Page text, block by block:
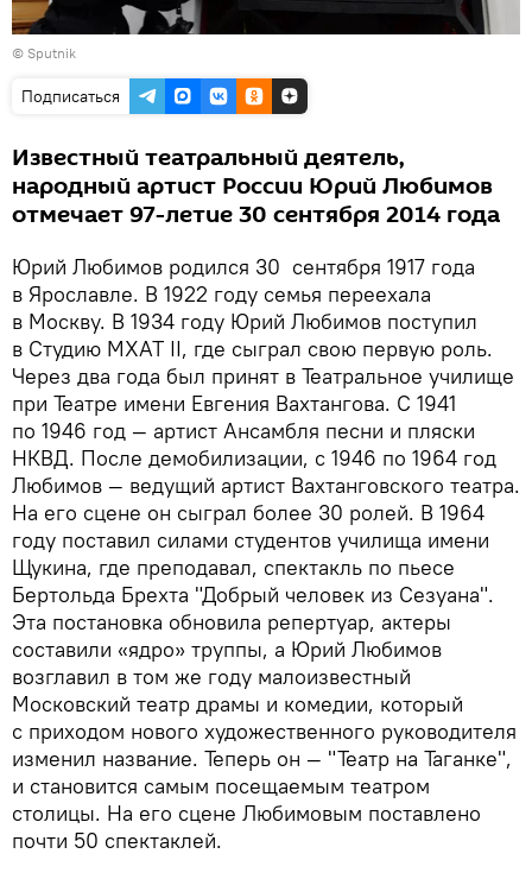
© Sputnik
Подписаться
Известный театральный деятель,
народный артист России Юрий Любимов
отмечает 97-летие 30 сентября 2014 года
Юрий Любимов родился 30 сентября 1917 года
в Ярославле. В 1922 году семья переехала
в Москву. В 1934 году Юрий Любимов поступил
в Студию МХАТ II, где сыграл свою первую роль.
Через два года был принят в Театральное училище
при Театре имени Евгения Вахтангова. С 1941
по 1946 год — артист Ансамбля песни и пляски
НКВД. После демобилизации, с 1946 по 1964 год
Любимов — ведущий артист Вахтанговского театра.
На его сцене он сыграл более 30 ролей. В 1964
году поставил силами студентов училища имени
Щукина, где преподавал, спектакль по пьесе
Бертольда Брехта "Добрый человек из Сезуана".
Эта постановка обновила репертуар, актеры
составили «ядро» труппы, а Юрий Любимов
возглавил в том же году малоизвестный
Московский театр драмы и комедии, который
с приходом нового художественного руководителя
изменил название. Теперь он — "Театр на Таганке",
и становится самым посещаемым театром
столицы. На его сцене Любимовым поставлено
почти 50 спектаклей.